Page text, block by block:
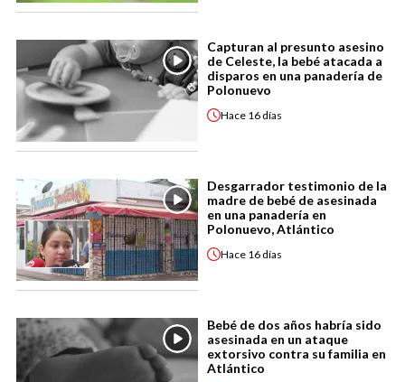
Capturan al presunto asesino
de Celeste, la bebé atacada a
disparos en una panadería de
Polonuevo
Hace 16 días
Desgarrador testimonio de la
madre de bebé de asesinada
en una panadería en
Polonuevo, Atlántico
Hace 16 días
Bebé de dos años habría sido
asesinada en un ataque
extorsivo contra su familia en
Atlántico